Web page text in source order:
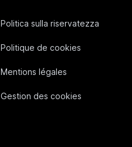
Politica sulla riservatezza
Politique de cookies
Mentions légales
Gestion des cookies